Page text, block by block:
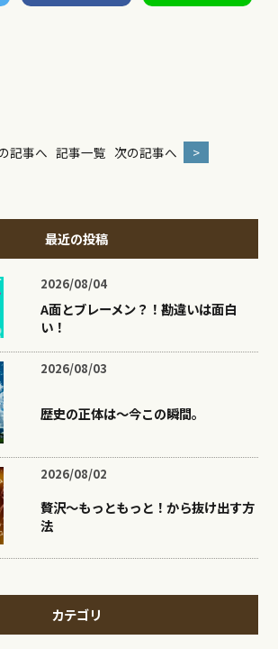
記事へ 記事一覧 次の記事へ >
最近の投稿
2026/08/04
A面とブレーメン？！勘違いは面白
い！
2026/08/03
歴史の正体は〜今この瞬間。
2026/08/02
贅沢〜もっともっと！から抜け出す方
法
カテゴリ